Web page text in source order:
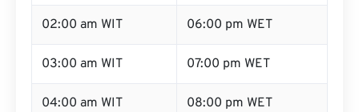
02:00 am WIT 06:00 pm WET
03:00 am WIT 07:00 pm WET
04:00 am WIT 08:00 pm WET